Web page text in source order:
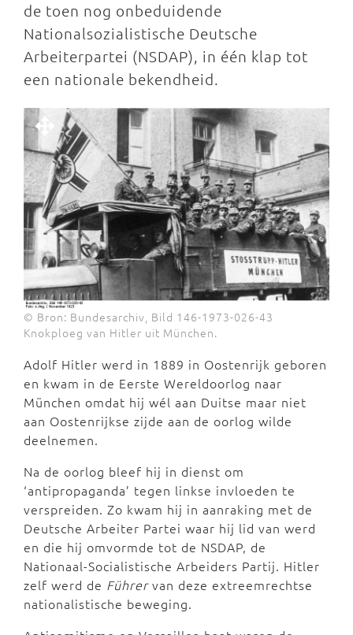
de toen nog onbeduidende
Nationalsozialistische Deutsche
Arbeiterpartei (NSDAP), in één klap tot
een nationale bekendheid.
© Bron: Bundesarchiv, Bild 146-1973-026-43
Knokploeg van Hitler uit München.
Adolf Hitler werd in 1889 in Oostenrijk geboren
en kwam in de Eerste Wereldoorlog naar
München omdat hij wél aan Duitse maar niet
aan Oostenrijkse zijde aan de oorlog wilde
deelnemen.
Na de oorlog bleef hij in dienst om
‘antipropaganda’ tegen linkse invloeden te
verspreiden. Zo kwam hij in aanraking met de
Deutsche Arbeiter Partei waar hij lid van werd
en die hij omvormde tot de NSDAP, de
Nationaal-Socialistische Arbeiders Partij. Hitler
zelf werd de Führervan deze extreemrechtse
nationalistische beweging.